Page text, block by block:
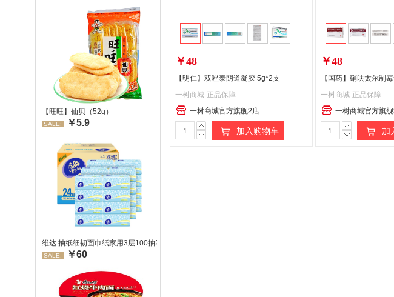
【旺旺】仙贝（52g）
SALE: ￥5.9
维达 抽纸细韧面巾纸家用3层100抽24包/箱 超值装 偏远地区不发货偏远地区:(含新疆、西藏、内蒙古、宁夏、
SALE: ￥60
￥48
【明仁】双唑泰阴道凝胶 5g*2支
一树商城-正品保障
一树商城官方旗舰2店
加入购物车
￥48
【国药】硝呋太尔制
一树商城-正品保障
一树商城官方旗
加